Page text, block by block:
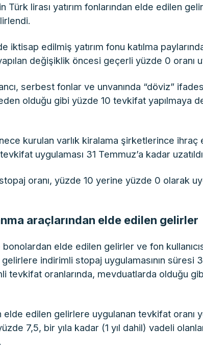
Türk lirası yatırım fonlarından elde edilen
edilmiş yatırım fonu katılma
değişiklik öncesi geçerli yüzde 0 oranı
serbest fonlar ve unvanında “döviz”
olduğu gibi yüzde 10 tevkifat yapılmaya
kurulan varlık kiralama şirketlerince ihraç
uygulaması 31 Temmuz’a kadar
oranı, yüzde 10 yerine yüzde 0 olarak
araçlarından elde edilen gelirler
elde edilen gelirler ve fon
indirimli stopaj uygulamasının süresi
tevkifat oranlarında, mevduatlarda olduğu
edilen gelirlere uygulanan tevkifat oranı
7,5, bir yıla kadar (1 yıl dahil) vadeli